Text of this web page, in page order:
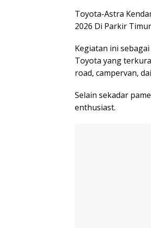
Toyota-Astra
2026 Di Parkir
Kegiatan ini
Toyota yang
road, campervan,
Selain sekadar
enthusiast.